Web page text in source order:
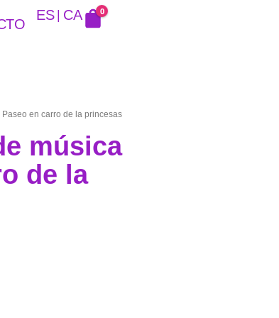
ES CA 0
en carro de la princesas
música
de la